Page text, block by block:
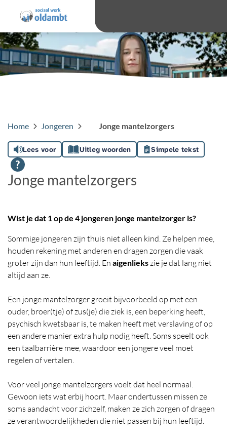
Home Jongeren Jonge mantelzorgers
Lees voor Uitleg woorden Simpele tekst
Jonge mantelzorgers
Wist je dat 1 op de 4 jongeren jonge mantelzorger is?
Sommige jongeren zijn thuis niet alleen kind. Ze helpen mee,
houden rekening met anderen en dragen zorgen die vaak
groter zijn dan hun leeftijd. En aigenliekszie je dat lang niet
altijd aan ze.
Een jonge mantelzorger groeit bijvoorbeeld op met een
ouder, broer(tje) of zus(je) die ziek is, een beperking heeft,
psychisch kwetsbaar is, te maken heeft met verslaving of op
een andere manier extra hulp nodig heeft. Soms speelt ook
een taalbarrière mee, waardoor een jongere veel moet
regelen of vertalen.
Voor veel jonge mantelzorgers voelt dat heel normaal.
Gewoon iets wat erbij hoort. Maar ondertussen missen ze
soms aandacht voor zichzelf, maken ze zich zorgen of dragen
ze verantwoordelijkheden die niet passen bij hun leeftijd.